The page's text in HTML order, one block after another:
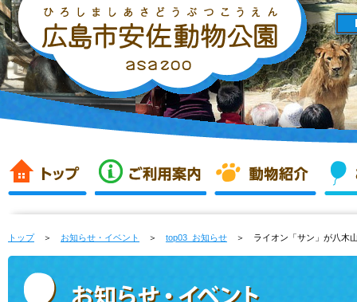
トップ＞ お知らせ・イベント ＞ top03_お知らせ ＞ ライオン「サン」が八木